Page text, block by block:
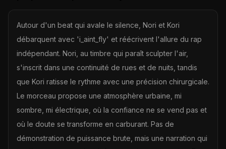
Autour d'un beat qui avale le silence, Nori et Kori
débarquent avec 'i_aint_fly' et réécrivent l'allure du rap
indépendant. Nori, au timbre qui paraît sculpter l'air,
s'inscrit dans une continuité de rues et de nuits, tandis
que Kori ratisse le rythme avec une précision chirurgicale.
Le morceau propose une atmosphère urbaine, mi
sombre, mi électrique, où la confiance ne se vend pas et
où le doute se transforme en carburant. Pas de
démonstration de puissance brute, mais une narration qui